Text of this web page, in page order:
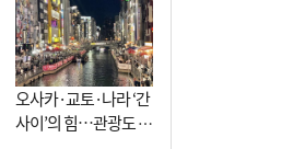
오사카·교토·나라 ‘간
사이’의 힘…관광도 뭉